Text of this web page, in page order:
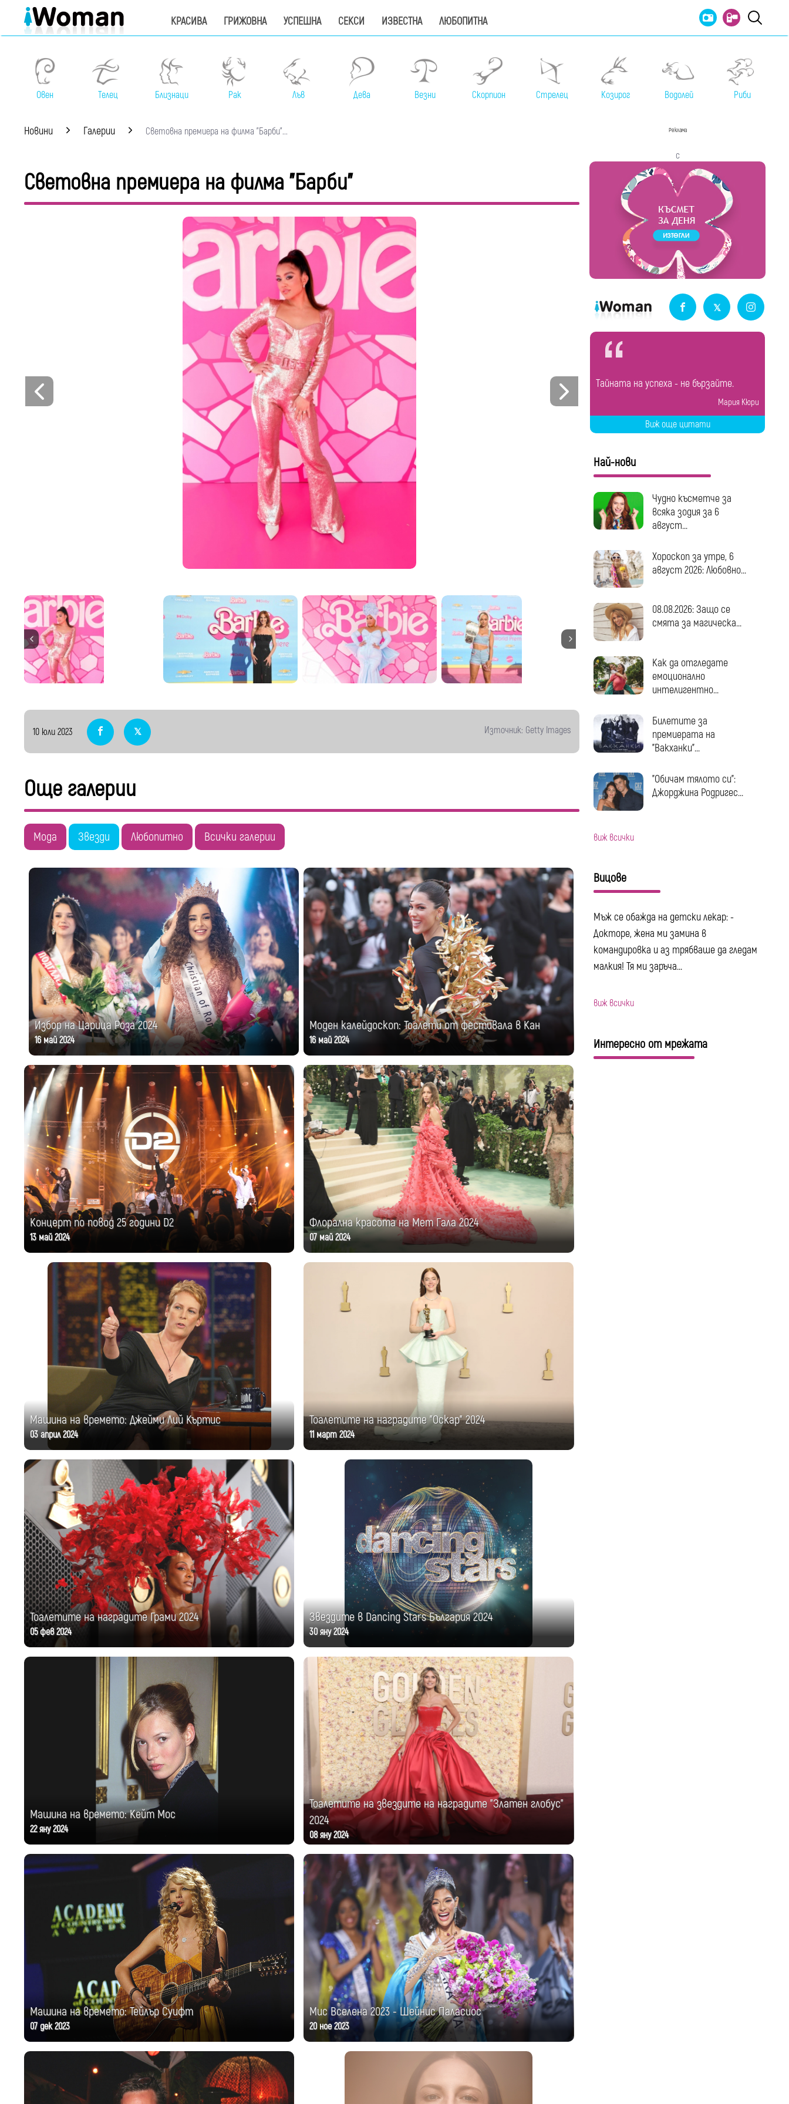
КРАСИВА ГРИЖОВНА УСПЕШНА СЕКСИ ИЗВЕСТНА ЛЮБОПИТНА
Овен Телец Близнаци Рак Лъв Дева Везни Скорпион Стрелец Козирог Водолей Риби
Новини Галерии Световна премиера на филма "Барби"...
Световна премиера на филма "Барби"
Световната премиера на филма "Барби" се състоя на 9 юли 2023 в Shrine Auditorium and Expo Hall, Лос
10 юли 2023 Източник: Getty Images
Още галерии
Мода Звезди Любопитно Всички галерии
Избор на Царица Роза 2024
16 май 2024
Моден калейдоскоп: Тоалети от фестивала в Кан
16 май 2024
Концерт по повод 25 години D2
13 май 2024
Флорална красота на Мет Гала 2024
07 май 2024
Машина на времето: Джейми Лий Къртис
03 април 2024
Тоалетите на наградите "Оскар" 2024
11 март 2024
Тоалетите на наградите Грами 2024
05 фев 2024
Звездите в Dancing Stars България 2024
30 яну 2024
Машина на времето: Кейт Мос
22 яну 2024
Тоалетите на звездите на наградите "Златен глобус"
2024
08 яну 2024
Машина на времето: Тейлър Суифт
07 дек 2023
Мис Вселена 2023 - Шейнис Паласиос
20 ное 2023
Реклама
с
Tайната на успеха - не бързайте.
Мария Кюри
Виж още цитати
Най-нови
Чудно късметче за
всяка зодия за 6
август...
Хороскоп за утре, 6
август 2026: Любовно...
08.08.2026: Защо се
смята за магическа...
Как да отгледате
емоционално
интелигентно...
Билетите за
премиерата на
"Вакханки"...
"Обичам тялото си":
Джорджина Родригес...
виж всички
Вицове
Мъж се обажда на детски лекар: -
Докторе, жена ми замина в
командировка и аз трябваше да гледам
малкия! Тя ми заръча...
виж всички
Интересно от мрежата